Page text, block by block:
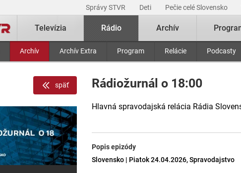
Správy STVR Deti Pečie celé Slovensko
Televízia Rádio
Archív Archív Extra Program Relácie Podcasty
Archív
Rádiožurnál o 18:00
Hlavná spravodajská relácia Rádia
Popis epizódy
Slovensko | Piatok 24.04.2026, Spravodajstvo
späť